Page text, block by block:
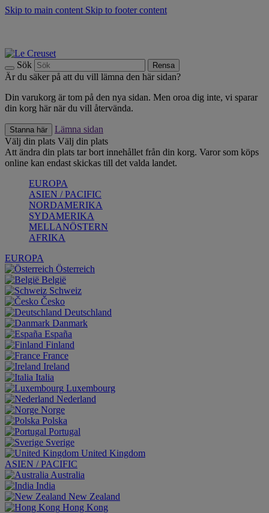
Skip to main content Skip to footer content
Sök Rensa
Är du säker på att du vill lämna den här sidan?
Din varukorg är tom på den nya sidan. Men oroa dig inte, vi sparar
din korg här när du vill återvända.
Stanna här
Lämna sidan
Välj din plats Välj din plats
Att ändra din plats tar bort innehållet från din korg. Varor som köps
online kan endast skickas till det valda landet.
EUROPA
ASIEN / PACIFIC
NORDAMERIKA
SYDAMERIKA
MELLANÖSTERN
AFRIKA
EUROPA
Österreich
België
Schweiz
Česko
Deutschland
Danmark
España
Finland
France
Ireland
Italia
Luxembourg
Nederland
Norge
Polska
Portugal
Sverige
United Kingdom
ASIEN / PACIFIC
Australia
India
New Zealand
Hong Kong